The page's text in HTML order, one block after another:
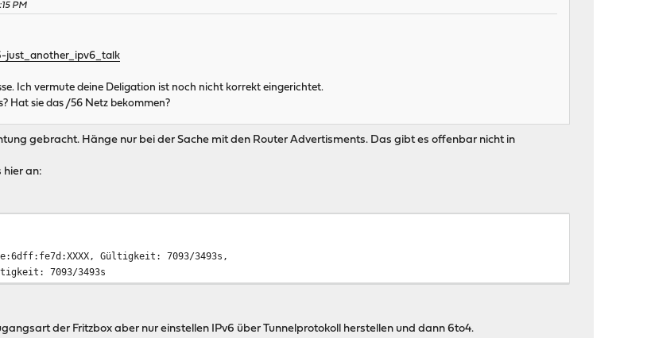
PM
just_another_ipv6_talk
Ich vermute deine Deligation ist noch nicht korrekt eingerichtet.
Hat sie das /56 Netz bekommen?
gebracht. Hänge nur bei der Sache mit den Router Advertisments. Das gibt es offenbar nicht in
hier an:
Gültigkeit: 7093/3493s,
7093/3493s
der Fritzbox aber nur einstellen IPv6 über Tunnelprotokoll herstellen und dann 6to4.